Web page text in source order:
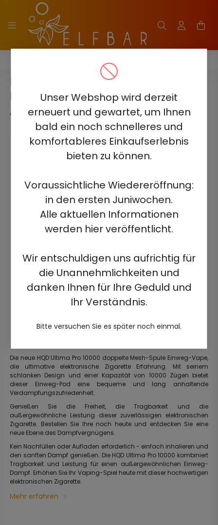
Unser Webshop wird derzeit
erneuert und gewartet, um Ihnen
bald ein noch schnelleres und
komfortableres Einkaufserlebnis
bieten zu können.
Voraussichtliche Wiedereröffnung:
in den ersten Juniwochen.
Alle aktuellen Informationen
werden hier veröffentlicht.
Wir entschuldigen uns aufrichtig für
die Unannehmlichkeiten und
danken Ihnen für Ihre Geduld und
Ihr Verständnis.
Bitte versuchen Sie es später noch einmal.
HQD ULTIMA PRO 10000
HQD ULTIMA PRO 10000 -
BLACKCURRANT 5% -
AUFLADBAR
Die neue HQD Ultima Pro 10000 doppelte Mesh-Spule Einweg-Vape,
die ultimative elektronische Zigarette Erfahrung. Mit seinem
schlanken Design und einer Kapazität von 10000 Zügen bietet
dieser Einweg-Pod eine bequeme und lang anhaltende
Verdampfungszufriedenheit.
Genießen Sie die Freiheit, die Tragbarkeit und die
außergewöhnliche Leistung dieser zuverlässigen elektronischen
Zigarette. Bestellen Sie Ihre noch heute und entdecken Sie eine
neue Ebene des Dampfvergnügens.
Kein Nachfüllen oder Aufladen erforderlich - einfach inhalieren und
den sanften Dampf genießen. Die HQD Ultima Pro 10000 kombiniert
Tragbarkeit und Leistung für einen außergewöhnlichen Einweg-
Dampf. Erhöhen Sie Ihr Vaping-Spiel heute mit dieser hochwertigen
elektronischen Zigarette.
Mehr erfahren